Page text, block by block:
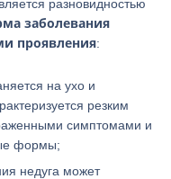
разновидностью
заболевания
проявления:
на ухо и
резким
симптомами и
формы;
недуга может